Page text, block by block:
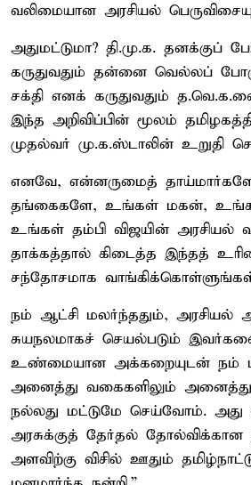
வலிமையான அரசியல்
அதுமட்டுமா? தி.மு.க. தனக்குப்
கருதுவதும் தன்னை வெல்லப்
சக்தி எனக் கருதுவதும்
இந்த அறிவிப்பின் மூலம்
முதல்வர் மு.க.ஸ்டாலின் உறுதி
எனவே, என்னருமைத்
தங்கைகளே, உங்கள் மகன்,
உங்கள் தம்பி விஜயின் அரசியல்
தாக்கத்தால் கிடைத்த இந்தத்
சந்தோசமாக
நம் ஆட்சி மலர்ந்ததும், அரசியல்
சுயநலமாகச் செயல்படும்
உண்மையான அக்கறையுடன் நம்
அனைத்து வகைகளிலும் அனைத்து
நல்லது மட்டுமே செய்வோம். அது
அரசுக்குத் தேர்தல் தோல்விக்கான
அளவிற்கு விசில் ஊதும்